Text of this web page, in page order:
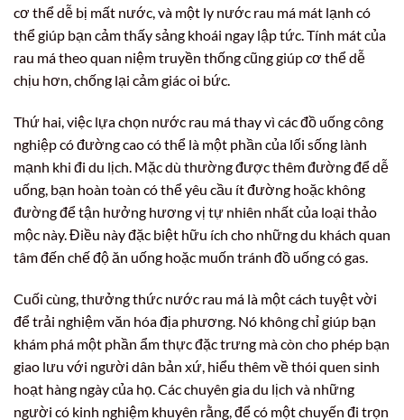
cơ thể dễ bị mất nước, và một ly nước rau má mát lạnh có
thể giúp bạn cảm thấy sảng khoái ngay lập tức. Tính mát của
rau má theo quan niệm truyền thống cũng giúp cơ thể dễ
chịu hơn, chống lại cảm giác oi bức.
Thứ hai, việc lựa chọn nước rau má thay vì các đồ uống công
nghiệp có đường cao có thể là một phần của lối sống lành
mạnh khi đi du lịch. Mặc dù thường được thêm đường để dễ
uống, bạn hoàn toàn có thể yêu cầu ít đường hoặc không
đường để tận hưởng hương vị tự nhiên nhất của loại thảo
mộc này. Điều này đặc biệt hữu ích cho những du khách quan
tâm đến chế độ ăn uống hoặc muốn tránh đồ uống có gas.
Cuối cùng, thưởng thức nước rau má là một cách tuyệt vời
để trải nghiệm văn hóa địa phương. Nó không chỉ giúp bạn
khám phá một phần ẩm thực đặc trưng mà còn cho phép bạn
giao lưu với người dân bản xứ, hiểu thêm về thói quen sinh
hoạt hàng ngày của họ. Các chuyên gia du lịch và những
người có kinh nghiệm khuyên rằng, để có một chuyến đi trọn